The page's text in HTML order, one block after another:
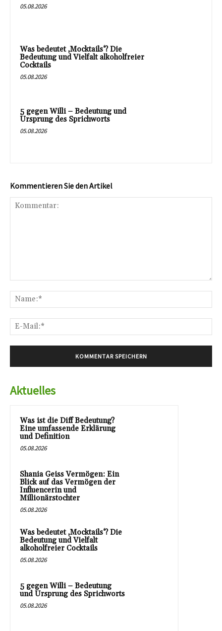
05.08.2026
Was bedeutet ‚Mocktails‘? Die
Bedeutung und Vielfalt alkoholfreier
Cocktails
05.08.2026
5 gegen Willi – Bedeutung und
Ursprung des Sprichworts
05.08.2026
Kommentieren Sie den Artikel
Aktuelles
Was ist die Diff Bedeutung?
Eine umfassende Erklärung
und Definition
05.08.2026
Shania Geiss Vermögen: Ein
Blick auf das Vermögen der
Influencerin und
Millionärstochter
05.08.2026
Was bedeutet ‚Mocktails‘? Die
Bedeutung und Vielfalt
alkoholfreier Cocktails
05.08.2026
5 gegen Willi – Bedeutung
und Ursprung des Sprichworts
05.08.2026